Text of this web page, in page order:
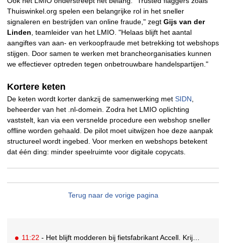
Thuiswinkel.org spelen een belangrijke rol in het sneller
signaleren en bestrijden van online fraude," zegt Gijs van der
Linden , teamleider van het LMIO. "Helaas blijft het aantal
aangiftes van aan- en verkoopfraude met betrekking tot webshops
stijgen. Door samen te werken met brancheorganisaties kunnen
we effectiever optreden tegen onbetrouwbare handelspartijen."
Kortere keten
De keten wordt korter dankzij de samenwerking met SIDN
beheerder van het .nl-domein. Zodra het LMIO oplichting
vaststelt, kan via een versnelde procedure een webshop sneller
offline worden gehaald. De pilot moet uitwijzen hoe deze aanpak
structureel wordt ingebed. Voor merken en webshops betekent
dat één ding: minder speelruimte voor digitale copycats.
Terug naar de vorige pagina
11:22 - Het blijft modderen bij fietsfabrikant Accell. Krijgt uitstel van betaling